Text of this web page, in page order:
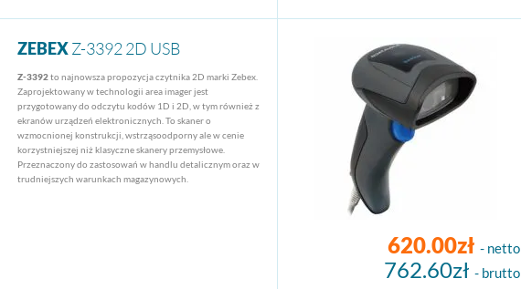
ZEBEXZ-3392 2D USB
Z-3392to najnowsza propozycja czytnika 2D marki Zebex.
Zaprojektowany w technologii area imager jest
przygotowany do odczytu kodów 1D i 2D, w tym również z
ekranów urządzeń elektronicznych. To skaner o
wzmocnionej konstrukcji, wstrząsoodporny ale w cenie
korzystniejszej niż klasyczne skanery przemysłowe.
Przeznaczony do zastosowań w handlu detalicznym oraz w
trudniejszych warunkach magazynowych.
620.00zł - netto
762.60zł - brutto